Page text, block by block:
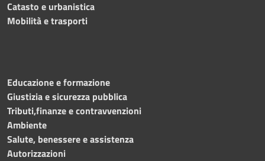
Catasto e urbanistica
Mobilità e trasporti
Educazione e formazione
Giustizia e sicurezza pubblica
Tributi,finanze e contravvenzioni
Ambiente
Salute, benessere e assistenza
Autorizzazioni